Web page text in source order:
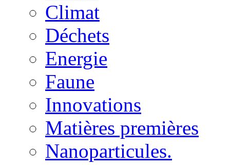
Climat
Déchets
Energie
Faune
Innovations
Matières premières
Nanoparticules.